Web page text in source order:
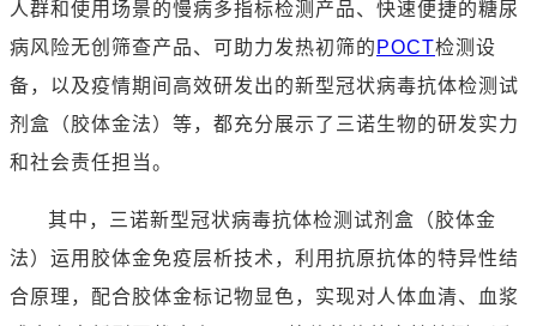
人群和使用场景的慢病多指标检测产品、快速便捷的糖尿
病风险无创筛查产品、可助力发热初筛的 POCT检测设
备，以及疫情期间高效研发出的新型冠状病毒抗体检测试
剂盒（胶体金法）等，都充分展示了三诺生物的研发实力
和社会责任担当。
其中，三诺新型冠状病毒抗体检测试剂盒（胶体金
法）运用胶体金免疫层析技术，利用抗原抗体的特异性结
合原理，配合胶体金标记物显色，实现对人体血清、血浆